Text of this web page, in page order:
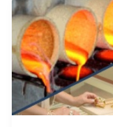
precisión
tiene
el
XRF
portátil
en
comparación
con